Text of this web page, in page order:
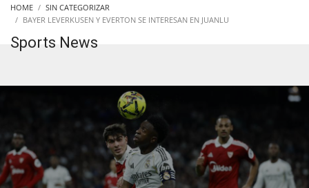
HOME
SIN CATEGORIZAR
BAYER LEVERKUSEN Y EVERTON SE INTERESAN EN JUANLU
Sports News